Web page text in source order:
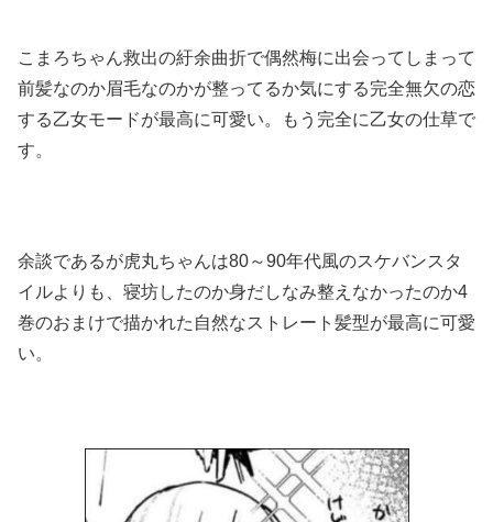
こまろちゃん救出の紆余曲折で偶然梅に出会ってしまって
前髪なのか眉毛なのかが整ってるか気にする完全無欠の恋
する乙女モードが最高に可愛い。もう完全に乙女の仕草で
す。
余談であるが虎丸ちゃんは80～90年代風のスケバンスタ
イルよりも、寝坊したのか身だしなみ整えなかったのか4
巻のおまけで描かれた自然なストレート髪型が最高に可愛
い。